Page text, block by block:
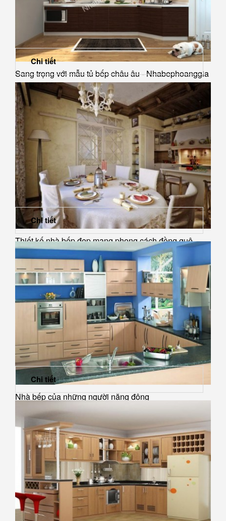
Sang trọng với mẫu tủ bếp châu âu - Nhabephoanggia
Chi tiết
Thiết kế nhà bếp đẹp mang phong cách đồng quê
Chi tiết
Nhà bếp của những người năng động
Chi tiết